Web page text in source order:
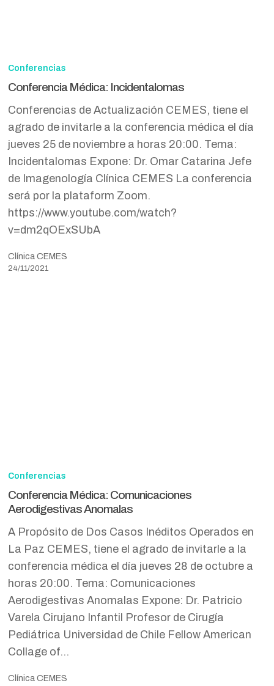
Médica:
Conferencias
Conferencia Médica: Incidentalomas
Conferencias de Actualización CEMES, tiene el
agrado de invitarle a la conferencia médica el día
jueves 25 de noviembre a horas 20:00. Tema:
Incidentalomas Expone: Dr. Omar Catarina Jefe
de Imagenología Clínica CEMES La conferencia
será por la plataform Zoom.
https://www.youtube.com/watch?
v=dm2qOExSUbA
Clínica CEMES
24/11/2021
Médica:
Aerodigestivas
Conferencias
Conferencia Médica: Comunicaciones
Aerodigestivas Anomalas
A Propósito de Dos Casos Inéditos Operados en
La Paz CEMES, tiene el agrado de invitarle a la
conferencia médica el día jueves 28 de octubre a
horas 20:00. Tema: Comunicaciones
Aerodigestivas Anomalas Expone: Dr. Patricio
Varela Cirujano Infantil Profesor de Cirugía
Pediátrica Universidad de Chile Fellow American
Collage of…
Clínica CEMES